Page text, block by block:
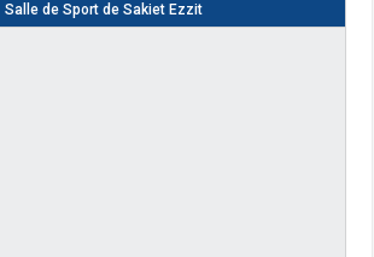
Salle de Sport de Sakiet Ezzit